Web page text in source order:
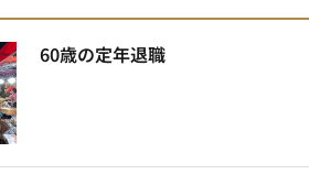
60歳の定年退職